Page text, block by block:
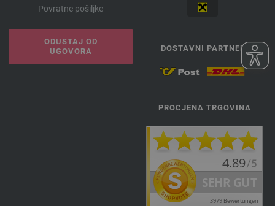
Povratne pošiljke
ODUSTAJ OD
UGOVORA
DOSTAVNI PARTNERI
PROCJENA TRGOVINA